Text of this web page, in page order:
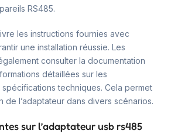
RS485.
les instructions fournies avec
une installation réussie. Les
consulter la documentation
détaillées sur les
techniques. Cela permet
de l’adaptateur dans divers scénarios.
sur l’adaptateur usb rs485